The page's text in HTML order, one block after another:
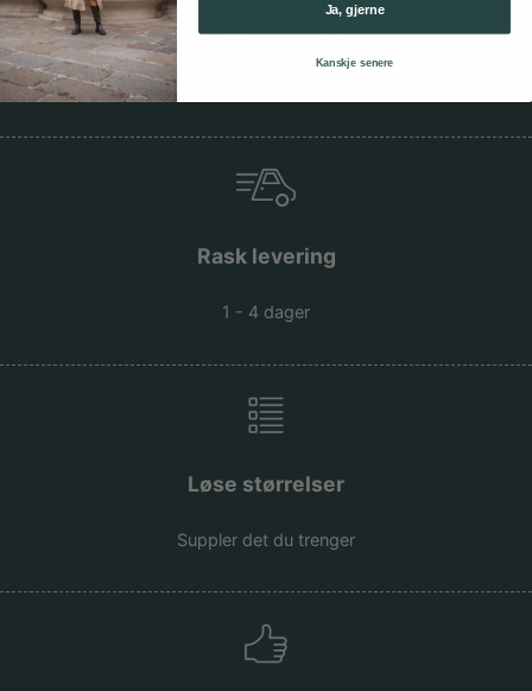
På lager i Norge
Rask levering
1 - 4 dager
Løse størrelser
Suppler det du trenger
Ja, gjerne
Kanskje senere